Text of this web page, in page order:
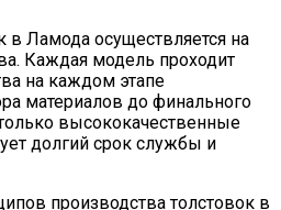
в Ламода осуществляется на
Каждая модель проходит
на каждом этапе
материалов до финального
высококачественные
долгий срок службы и
производства толстовок в